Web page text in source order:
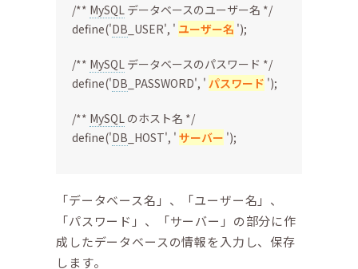
/** MySQL データベースのユーザー名 */
define('DB _USER', ' ユーザー名 ');
/** MySQL データベースのパスワード */
define('DB _PASSWORD', ' パスワード ');
/** MySQL のホスト名 */
define('DB _HOST', ' サーバー ');
「データベース名」、「ユーザー名」、
「パスワード」、「サーバー」の部分に作
成したデータベースの情報を入力し、保存
します。